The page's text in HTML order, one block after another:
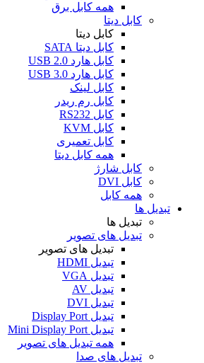
همه کابل برق
کابل دیتا
کابل دیتا
کابل دیتا SATA
کابل هارد USB 2.0
کابل هارد USB 3.0
کابل لینک
کابل رم ریدر
کابل RS232
کابل KVM
کابل تعمیری
همه کابل دیتا
کابل شارژ
کابل DVI
همه کابل
تبدیل ها
تبدیل ها
تبدیل های تصویر
تبدیل های تصویر
تبدیل HDMI
تبدیل VGA
تبدیل AV
تبدیل DVI
تبدیل Display Port
تبدیل Mini Display Port
همه تبدیل های تصویر
تبدیل های صدا